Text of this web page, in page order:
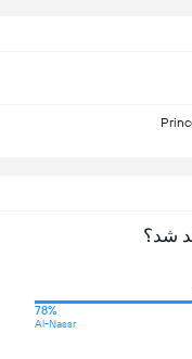
شد؟
78%
Al-Nassr